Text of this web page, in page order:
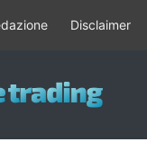
Disclaimer